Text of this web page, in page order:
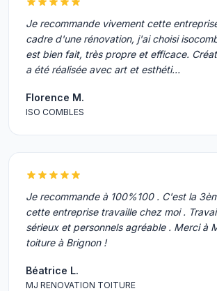
Je recommande vivement cette
cadre d'une rénovation, j'ai choisi
est bien fait, très propre et efficace.
a été réalisée avec art et esthéti…
Florence M.
ISO COMBLES
Je recommande à 100%100 . C'est la
cette entreprise travaille chez moi .
sérieux et personnels agréable . Merci à
toiture à Brignon !
Béatrice L.
MJ RENOVATION TOITURE